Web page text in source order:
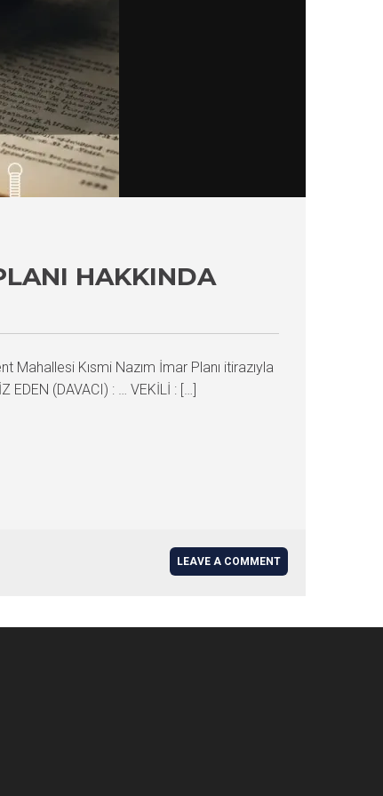
HAKKINDA
Mahallesi Kısmi Nazım İmar Planı itirazıyla
EDEN (DAVACI) : … VEKİLİ : […]
LEAVE A COMMENT